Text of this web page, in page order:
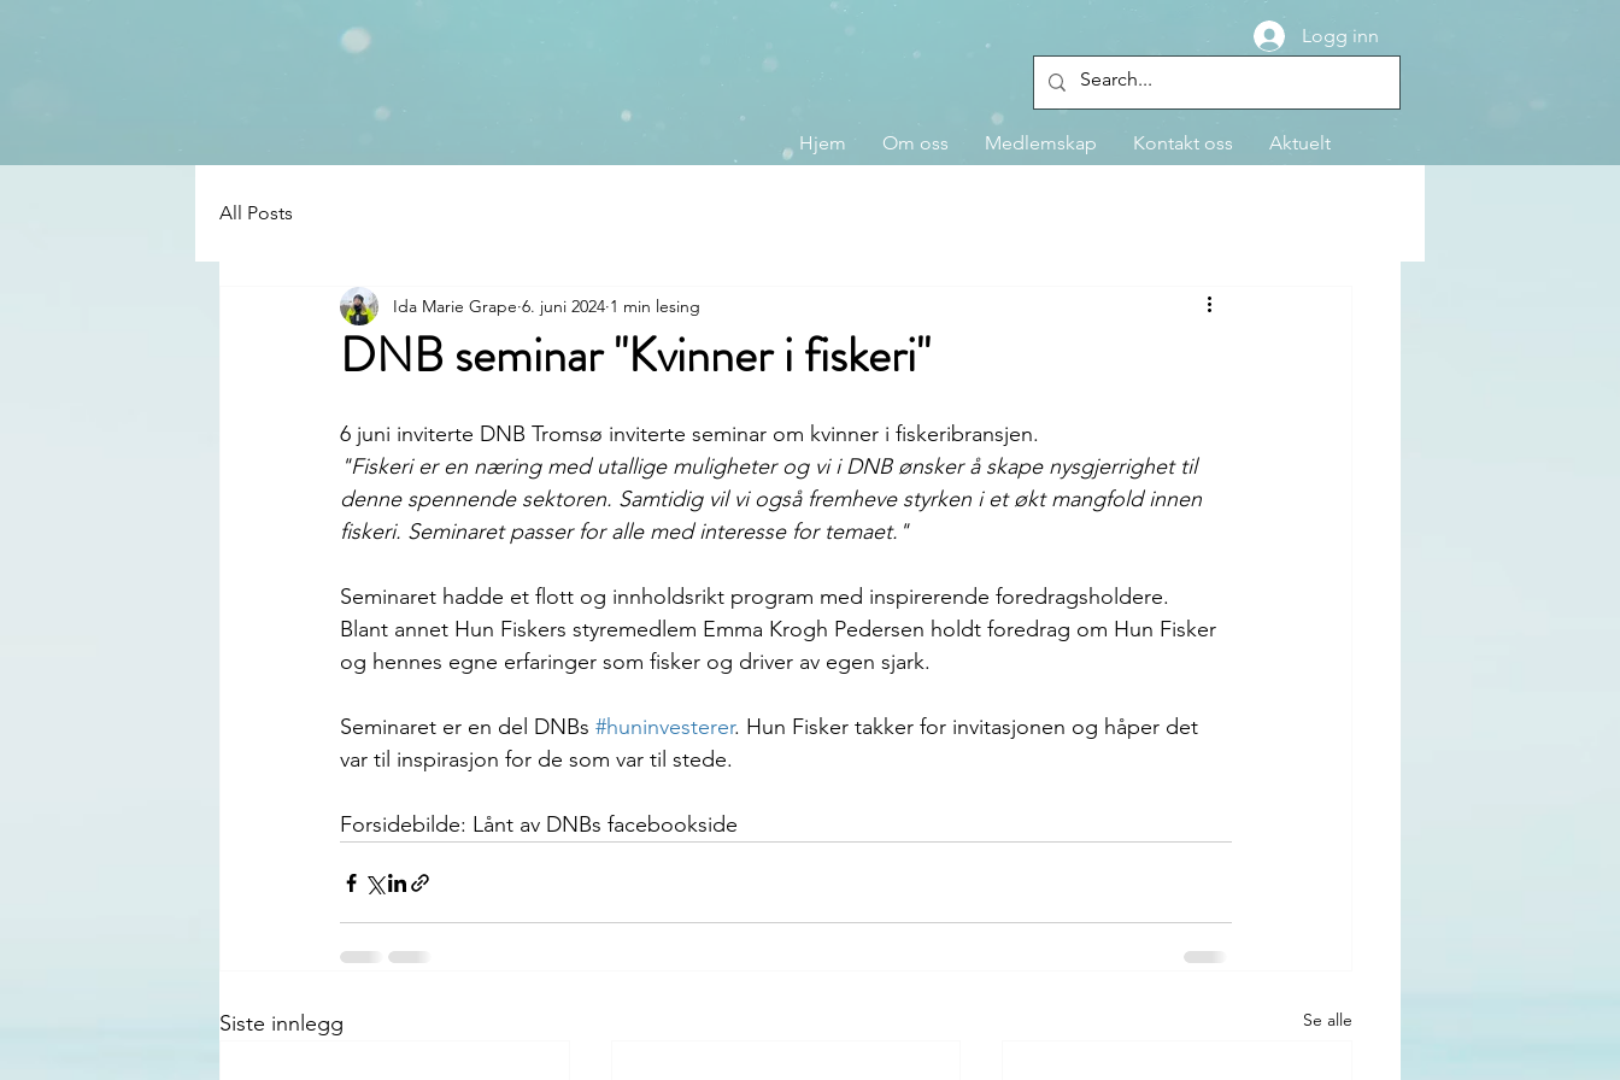
Hjem Om oss Medlemskap Kontakt oss Aktuelt
Logg inn
All Posts
DNB seminar "Kvinner i fiskeri"
Ida Marie Grape 6. juni 2024 1 min lesing
6 juni inviterte DNB Tromsø inviterte seminar om kvinner i fiskeribransjen.
"Fiskeri er en næring med utallige muligheter og vi i DNB ønsker å skape nysgjerrighet til
denne spennende sektoren. Samtidig vil vi også fremheve styrken i et økt mangfold innen
fiskeri. Seminaret passer for alle med interesse for temaet."
Seminaret hadde et flott og innholdsrikt program med inspirerende foredragsholdere.
Blant annet Hun Fiskers styremedlem Emma Krogh Pedersen holdt foredrag om Hun Fisker
og hennes egne erfaringer som fisker og driver av egen sjark.
Seminaret er en del DNBs #huninvesterer. Hun Fisker takker for invitasjonen og håper det
var til inspirasjon for de som var til stede.
Forsidebilde: Lånt av DNBs facebookside
Siste innlegg Se alle